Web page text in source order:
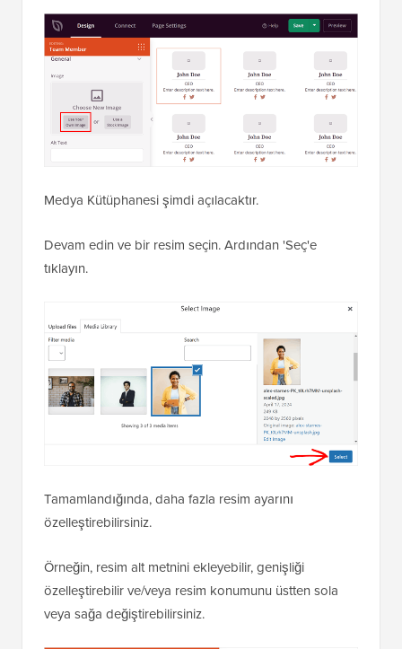
Medya Kütüphanesi şimdi açılacaktır.
Devam edin ve bir resim seçin. Ardından 'Seç'e
tıklayın.
Tamamlandığında, daha fazla resim ayarını
özelleştirebilirsiniz.
Örneğin, resim alt metnini ekleyebilir, genişliği
özelleştirebilir ve/veya resim konumunu üstten sola
veya sağa değiştirebilirsiniz.